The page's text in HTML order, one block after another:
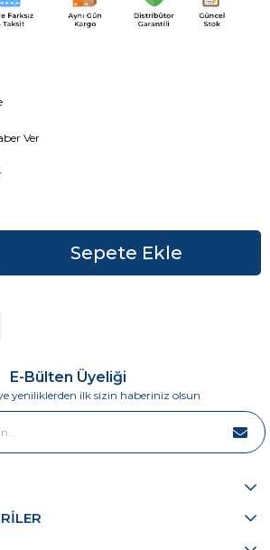
Ver
E-Bülten Üyeliği
yeniliklerden ilk sizin haberiniz olsun